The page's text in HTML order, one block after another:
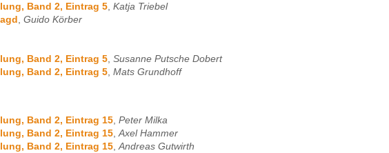
Band 2, Eintrag 5 Katja Triebel
Guido Körber
Band 2, Eintrag 5 Susanne Putsche Dobert
Band 2, Eintrag 5 Mats Grundhoff
Band 2, Eintrag 15, Peter Milka
Band 2, Eintrag 15,Axel Hammer
Band 2, Eintrag 15,Andreas Gutwirth